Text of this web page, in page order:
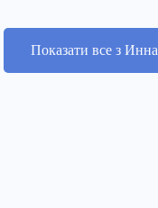
Показати все з Инна